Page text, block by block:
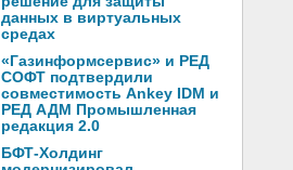
данных в виртуальных
средах
«Газинформсервис» и РЕД
СОФТ подтвердили
совместимость Ankey IDM и
РЕД АДМ Промышленная
редакция 2.0
БФТ-Холдинг